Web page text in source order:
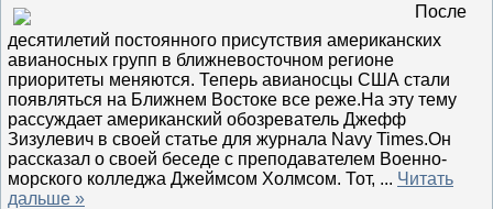
После
десятилетий постоянного присутствия американских
авианосных групп в ближневосточном регионе
приоритеты меняются. Теперь авианосцы США стали
появляться на Ближнем Востоке все реже.На эту тему
рассуждает американский обозреватель Джефф
Зизулевич в своей статье для журнала Navy Times.Он
рассказал о своей беседе с преподавателем Военно-
морского колледжа Джеймсом Холмсом. Тот, ... Читать
дальше »